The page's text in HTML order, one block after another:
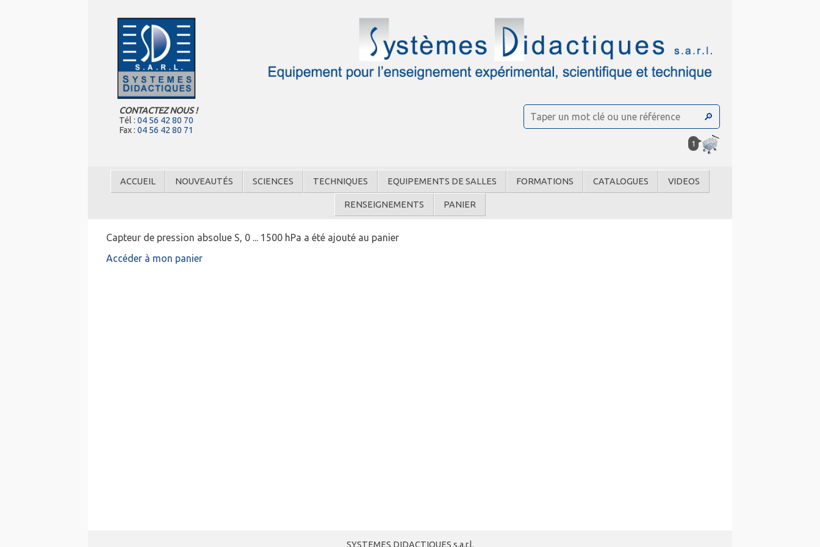
CONTACTEZ NOUS !
Tél : 04 56 42 80 70
Fax : 04 56 42 80 71
1
ACCUEIL NOUVEAUTÉS SCIENCES TECHNIQUES EQUIPEMENTS DE SALLES FORMATIONS CATALOGUES VIDEOS
RENSEIGNEMENTS PANIER
Capteur de pression absolue S, 0 ... 1500 hPa a été ajouté au panier
Accéder à mon panier
SYSTEMES DIDACTIQUES s.a.r.l.